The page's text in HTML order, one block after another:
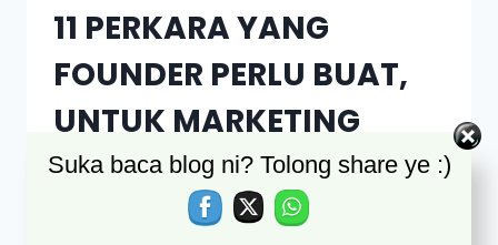
11 PERKARA YANG
FOUNDER PERLU BUAT,
UNTUK MARKETING
TAHUN 2025!
Marketing hari ini tak sama
Suka baca blog ni? Tolong share ye :)